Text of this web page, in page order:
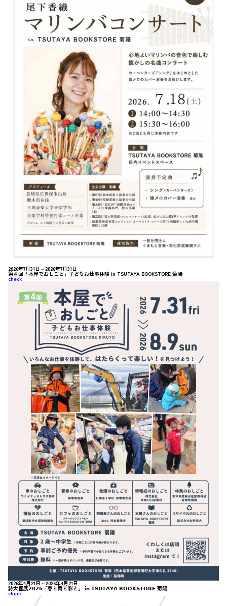
2026年7月31日～2026年7月31日
第４回「本屋でおしごと」子どもお仕事体験 in TSUTAYA BOOKSTORE 菊陽
check
2026年4月21日～2026年4月21日
詩太個展𝟮𝟬𝟮𝟲「春と雨と影と」 𝗶𝗻 𝗧𝗦𝗨𝗧𝗔𝗬𝗔 𝗕𝗢𝗢𝗞𝗦𝗧𝗢𝗥𝗘 菊陽
check